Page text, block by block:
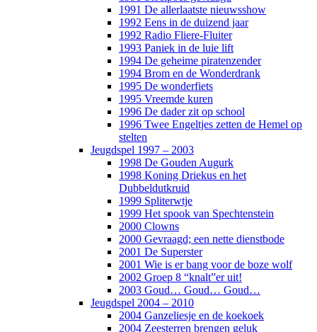
1991 De allerlaatste nieuwsshow
1992 Eens in de duizend jaar
1992 Radio Fliere-Fluiter
1993 Paniek in de luie lift
1994 De geheime piratenzender
1994 Brom en de Wonderdrank
1995 De wonderfiets
1995 Vreemde kuren
1996 De dader zit op school
1996 Twee Engeltjes zetten de Hemel op
stelten
Jeugdspel 1997 – 2003
1998 De Gouden Augurk
1998 Koning Driekus en het
Dubbeldutkruid
1999 Spliterwtje
1999 Het spook van Spechtenstein
2000 Clowns
2000 Gevraagd; een nette dienstbode
2001 De Superster
2001 Wie is er bang voor de boze wolf
2002 Groep 8 “knalt”er uit!
2003 Goud… Goud… Goud…
Jeugdspel 2004 – 2010
2004 Ganzeliesje en de koekoek
2004 Zeesterren brengen geluk